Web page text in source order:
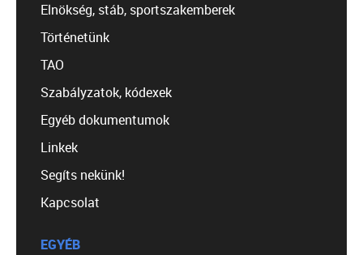
Elnökség, stáb, sportszakemberek
Történetünk
TAO
Szabályzatok, kódexek
Egyéb dokumentumok
Linkek
Segíts nekünk!
Kapcsolat
EGYÉB